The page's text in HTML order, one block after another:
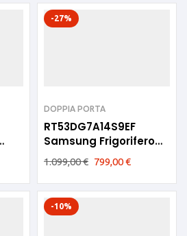
-27%
DOPPIA PORTA
RT53DG7A14S9EF
Samsung Frigorifero
Doppia Porta 80 cm E
Acciaio Inox
1.099,00€ 799,00€
-10%